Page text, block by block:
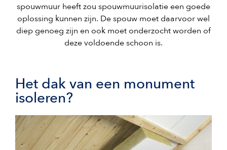
spouwmuur heeft zou spouwmuurisolatie een goede
oplossing kunnen zijn. De spouw moet daarvoor wel
diep genoeg zijn en ook moet onderzocht worden of
deze voldoende schoon is.
Het dak van een monument
isoleren?